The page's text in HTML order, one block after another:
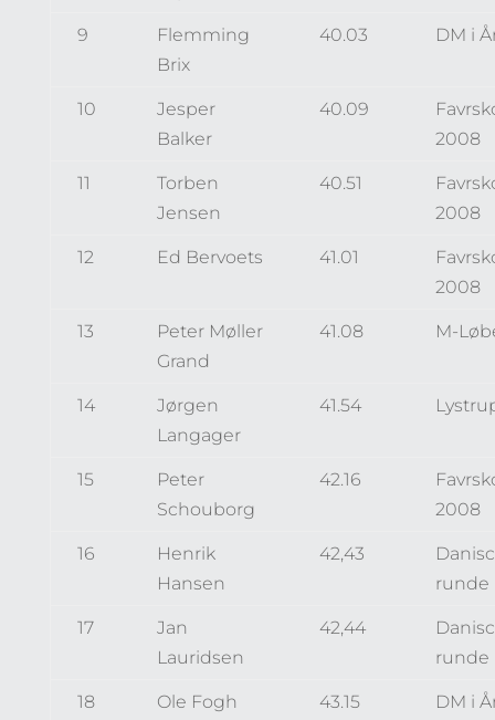
9
Flemming
Brix
40.03 DM i
10
Jesper
Balker
40.09
2008
11
Torben
Jensen
40.51
2008
12 Ed Bervoets 41.01
2008
13
Peter Møller
Grand
41.08 M-
14
Jørgen
Langager
41.54
15
Peter
Schouborg
42.16
2008
16
Henrik
Hansen
42,43
runde
17
Jan
Lauridsen
42,44
runde
18
Ole Fogh
43.15 DM i